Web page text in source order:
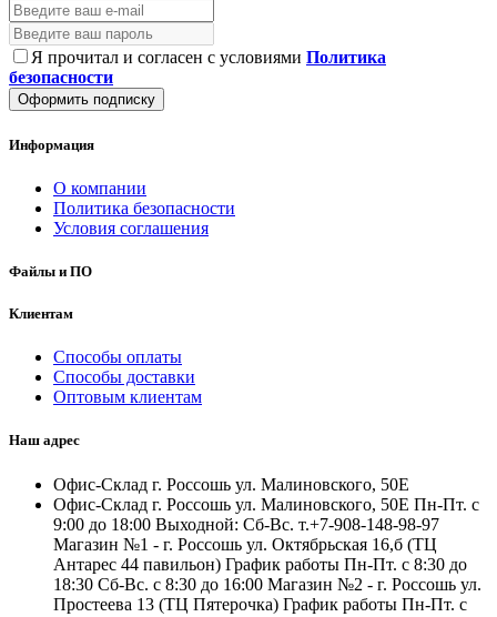
Я прочитал и согласен с условиями Политика
безопасности
Оформить подписку
Информация
О компании
Политика безопасности
Условия соглашения
Файлы и ПО
Клиентам
Способы оплаты
Способы доставки
Оптовым клиентам
Наш адрес
Офис-Склад г. Россошь ул. Малиновского, 50Е
Офис-Склад г. Россошь ул. Малиновского, 50Е Пн-Пт. с
9:00 до 18:00 Выходной: Сб-Вс. т.+7-908-148-98-97
Магазин №1 - г. Россошь ул. Октябрьская 16,б (ТЦ
Антарес 44 павильон) График работы Пн-Пт. с 8:30 до
18:30 Сб-Вс. с 8:30 до 16:00 Магазин №2 - г. Россошь ул.
Простеева 13 (ТЦ Пятерочка) График работы Пн-Пт. с